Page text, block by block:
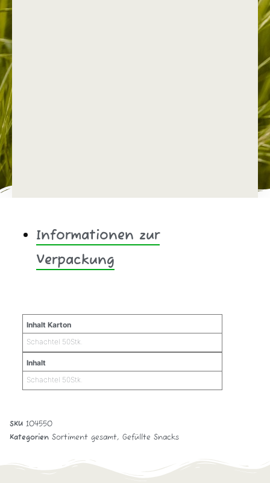
Informationen zur
Verpackung
Inhalt Karton
Schachtel 50Stk.
Inhalt
Schachtel 50Stk.
SKU 104550
Kategorien Sortiment gesamt, Gefüllte Snacks